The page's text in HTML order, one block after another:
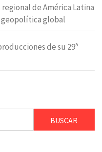
de América Latina
geopolítica global
de su 29ª